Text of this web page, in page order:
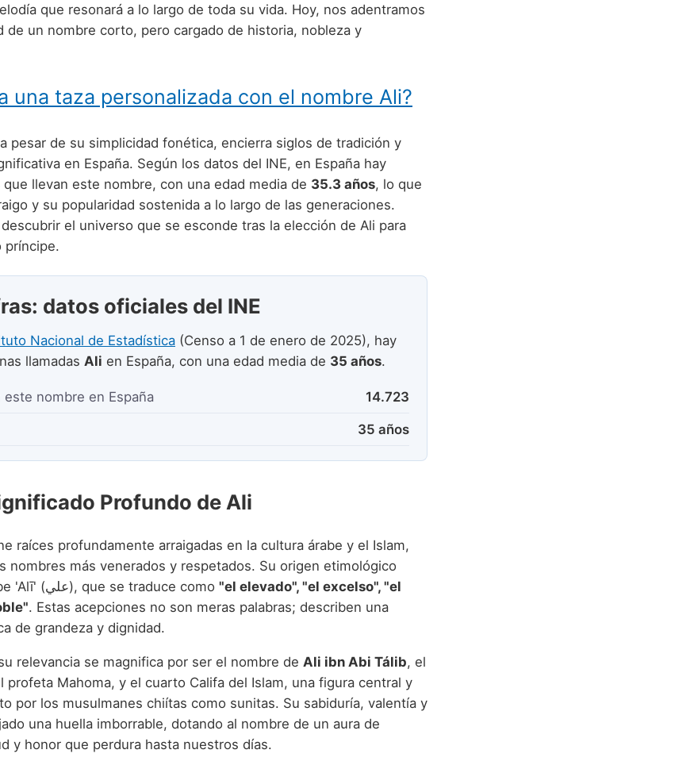
que resonará a lo largo de toda su vida. Hoy, nos adentramos
de un nombre corto, pero cargado de historia, nobleza y
una taza personalizada con el nombre Ali?
pesar de su simplicidad fonética, encierra siglos de tradición y
en España. Según los datos del INE, en España hay
que llevan este nombre, con una edad media de 35.3 años, lo que
y su popularidad sostenida a lo largo de las generaciones.
el universo que se esconde tras la elección de Ali para
príncipe.
datos oficiales del INE
Nacional de Estadística (Censo a 1 de enero de 2025), hay
llamadas Ali en España, con una edad media de 35 años.
este nombre en España 14.723
35 años
Profundo de Ali
raíces profundamente arraigadas en la cultura árabe y el Islam,
nombres más venerados y respetados. Su origen etimológico
proviene del árabe 'Alī' (علي), que se traduce como "el elevado", "el excelso", "el
. Estas acepciones no son meras palabras; describen una
de grandeza y dignidad.
relevancia se magnifica por ser el nombre de Ali ibn Abi Tálib, el
profeta Mahoma, y el cuarto Califa del Islam, una figura central y
por los musulmanes chiítas como sunitas. Su sabiduría, valentía y
una huella imborrable, dotando al nombre de un aura de
y honor que perdura hasta nuestros días.